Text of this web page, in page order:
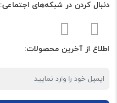
دنبال کردن در شبکه‌های اجتماعی:
اطلاع از آخرین محصولات: